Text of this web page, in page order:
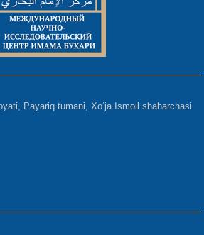
Payariq tumani, Xo‘ja Ismoil shaharchasi